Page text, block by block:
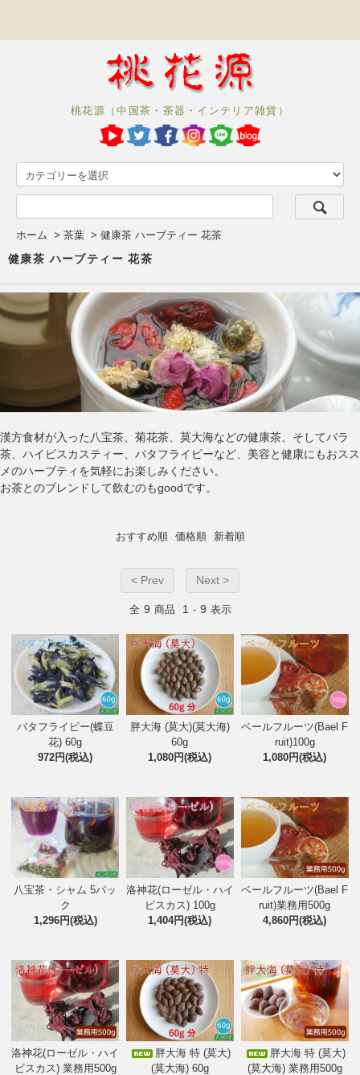
桃花源（中国茶・茶器・インテリア雑貨）
ホーム > 茶葉 > 健康茶 ハーブティー 花茶
健康茶 ハーブティー 花茶
漢方食材が入った八宝茶、菊花茶、莫大海などの健康茶、そしてバラ
茶、ハイビスカスティー、バタフライピーなど、美容と健康にもおスス
メのハーブティを気軽にお楽しみください。
お茶とのブレンドして飲むのもgoodです。
おすすめ順 価格順 新着順
< Prev Next >
全 9 商品 1 - 9 表示
バタフライピー(蝶豆
花) 60g
972円(税込)
胖大海 (莫大)(莫大海)
60g
1,080円(税込)
ベールフルーツ(Bael F
ruit)100g
1,080円(税込)
八宝茶・シャム 5パッ
ク
1,296円(税込)
洛神花(ローゼル・ハイ
ビスカス) 100g
1,404円(税込)
ベールフルーツ(Bael F
ruit)業務用500g
4,860円(税込)
洛神花(ローゼル・ハイ
ビスカス) 業務用500g
胖大海 特 (莫大)
(莫大海) 60g
胖大海 特 (莫大)
(莫大海) 業務用500g